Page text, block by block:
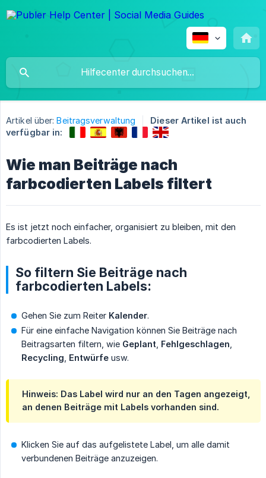
Artikel über: Beitragsverwaltung
Dieser Artikel ist auch
verfügbar in:
Wie man Beiträge nach
farbcodierten Labels filtert
Es ist jetzt noch einfacher, organisiert zu bleiben, mit den
farbcodierten Labels.
So filtern Sie Beiträge nach
farbcodierten Labels:
Gehen Sie zum Reiter Kalender.
Für eine einfache Navigation können Sie Beiträge nach
Beitragsarten filtern, wie Geplant Fehlgeschlagen
Recycling Entwürfe usw.
Hinweis: Das Label wird nur an den Tagen angezeigt,
an denen Beiträge mit Labels vorhanden sind.
Klicken Sie auf das aufgelistete Label, um alle damit
verbundenen Beiträge anzuzeigen.